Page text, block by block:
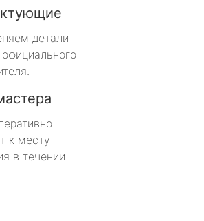
детали
официального
к месту
в течении